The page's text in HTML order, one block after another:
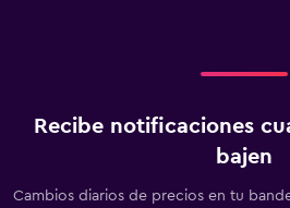
Recibe notificaciones
bajen
Cambios diarios de precios en tu